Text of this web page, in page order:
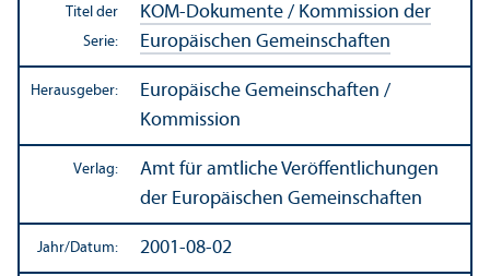
Titel der
Serie:
KOM-Dokumente / Kommission der
Europäischen Gemeinschaften
Herausgeber:
Europäische Gemeinschaften /
Kommission
Verlag:
Amt für amtliche Veröffentlichungen
der Europäischen Gemeinschaften
Jahr/Datum: 2001-08-02